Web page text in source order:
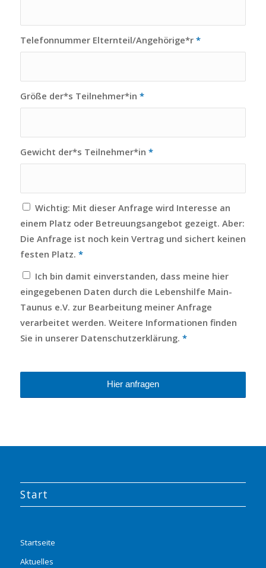
Telefonnummer Elternteil/Angehörige*r *
Größe der*s Teilnehmer*in *
Gewicht der*s Teilnehmer*in *
Wichtig: Mit dieser Anfrage wird Interesse an
einem Platz oder Betreuungsangebot gezeigt. Aber:
Die Anfrage ist noch kein Vertrag und sichert keinen
festen Platz. *
Ich bin damit einverstanden, dass meine hier
eingegebenen Daten durch die Lebenshilfe Main-
Taunus e.V. zur Bearbeitung meiner Anfrage
verarbeitet werden. Weitere Informationen finden
Sie in unserer Datenschutzerklärung. *
Start
Startseite
Aktuelles